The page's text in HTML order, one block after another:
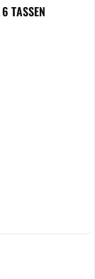
TASSEN